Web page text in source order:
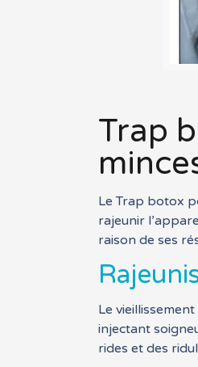
Trap
Le Trap botox
rajeunir
raison de ses
Le
injectant
rides et des